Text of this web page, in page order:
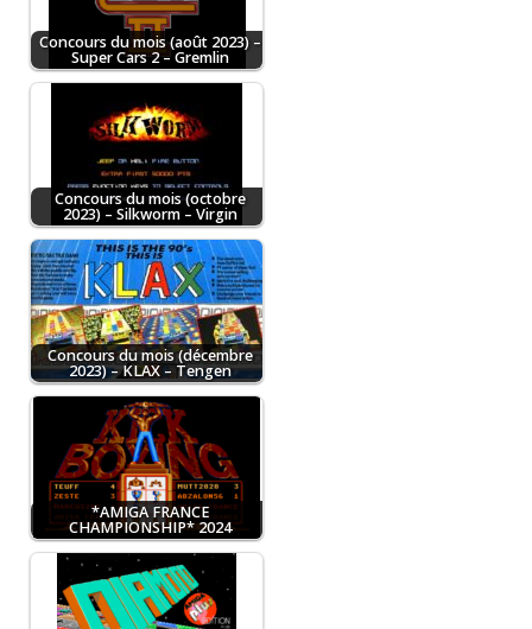
Concours du mois (août 2023) –
Super Cars 2 – Gremlin
Concours du mois (octobre
2023) – Silkworm – Virgin
Concours du mois (décembre
2023) – KLAX – Tengen
*AMIGA FRANCE
CHAMPIONSHIP* 2024